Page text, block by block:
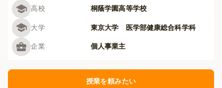
高校 桐蔭学園高等学校
大学 東京大学 医学部健康総合科学科
企業 個人事業主
授業を頼みたい